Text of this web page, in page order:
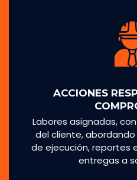
ACCIONES
Labores asignadas,
del cliente,
de ejecución, reportes
entregas a